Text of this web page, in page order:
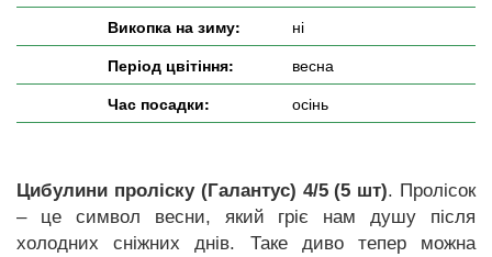
Викопка на зиму:
ні
Період цвітіння:
весна
Час посадки:
осінь
Цибулини проліску (Галантус) 4/5 (5 шт). Пролісок
– це символ весни, який гріє нам душу після
холодних сніжних днів. Таке диво тепер можна